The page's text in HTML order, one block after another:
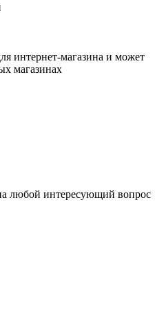
интернет-магазина и может
магазинах
любой интересующий вопрос